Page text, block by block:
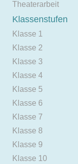
Theaterarbeit
Klassenstufen
Klasse 1
Klasse 2
Klasse 3
Klasse 4
Klasse 5
Klasse 6
Klasse 7
Klasse 8
Klasse 9
Klasse 10